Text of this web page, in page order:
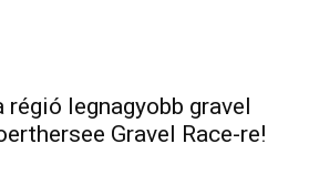
régió legnagyobb gravel
Gravel Race-re!